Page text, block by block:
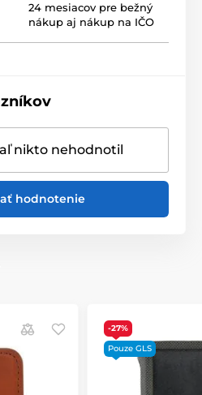
24 mesiacov pre bežný
nákup aj nákup na IČO
nikto nehodnotil
hodnotenie
-27%
Pouze GLS